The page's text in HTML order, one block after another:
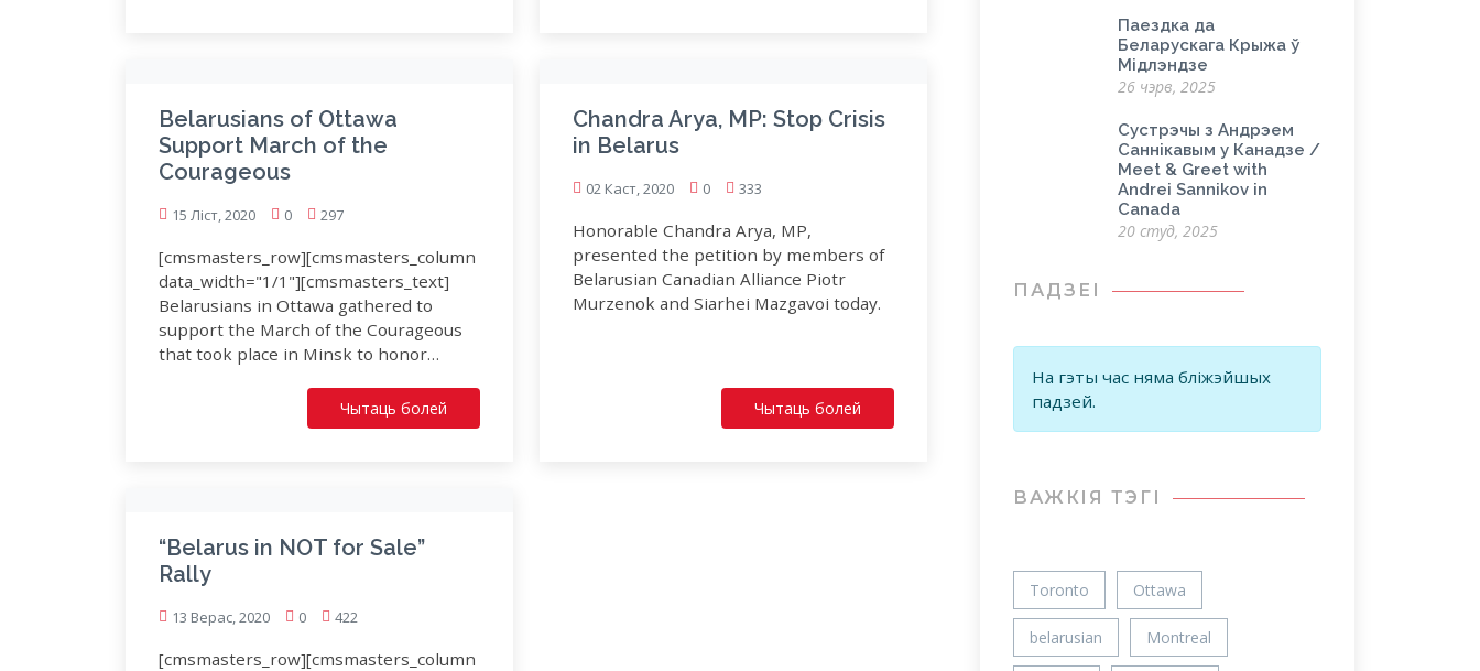
Belarusians of Ottawa
Support March of the
Courageous
15 Ліст, 2020 0 297
[cmsmasters_row][cmsmasters_column
data_width="1/1"][cmsmasters_text]
Belarusians in Ottawa gathered to
support the March of the Courageous
that took place in Minsk to honor…
Чытаць болей
Chandra Arya, MP: Stop Crisis
in Belarus
02 Каст, 2020 0 333
Honorable Chandra Arya, MP,
presented the petition by members of
Belarusian Canadian Alliance Piotr
Murzenok and Siarhei Mazgavoi today.
Чытаць болей
“Belarus in NOT for Sale”
Rally
13 Верас, 2020 0 422
[cmsmasters_row][cmsmasters_column
Паездка да
Беларускага Крыжа ў
Мідлэндзе
26 чэрв, 2025
Сустрэчы з Андрэем
Саннікавым у Канадзе /
Meet & Greet with
Andrei Sannikov in
Canada
20 студ, 2025
ПАДЗЕІ
На гэты час няма бліжэйшых
падзей.
ВАЖКIЯ ТЭГІ
Toronto Ottawa
belarusian Montreal